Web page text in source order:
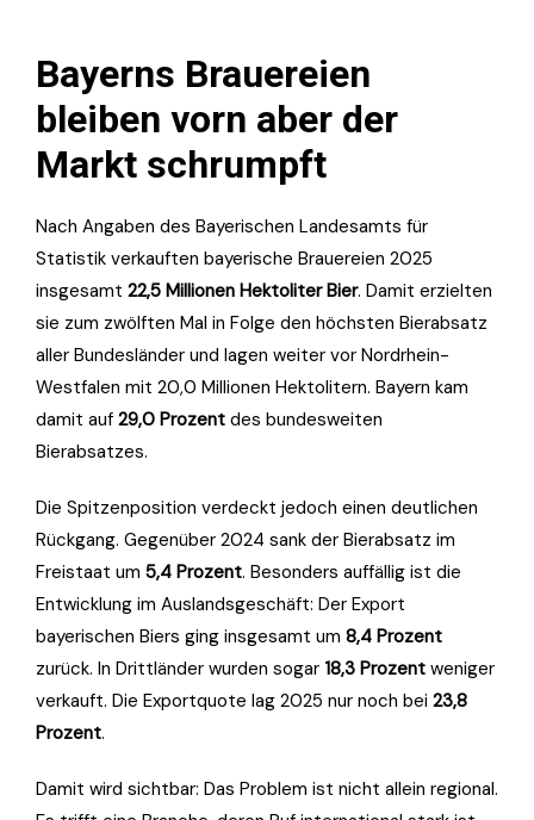
Bayerns Brauereien
bleiben vorn aber der
Markt schrumpft
Nach Angaben des Bayerischen Landesamts für
Statistik verkauften bayerische Brauereien 2025
insgesamt 22,5 Millionen Hektoliter Bier. Damit erzielten
sie zum zwölften Mal in Folge den höchsten Bierabsatz
aller Bundesländer und lagen weiter vor Nordrhein-
Westfalen mit 20,0 Millionen Hektolitern. Bayern kam
damit auf 29,0 Prozent des bundesweiten
Bierabsatzes.
Die Spitzenposition verdeckt jedoch einen deutlichen
Rückgang. Gegenüber 2024 sank der Bierabsatz im
Freistaat um 5,4 Prozent. Besonders auffällig ist die
Entwicklung im Auslandsgeschäft: Der Export
bayerischen Biers ging insgesamt um 8,4 Prozent
zurück. In Drittländer wurden sogar 18,3 Prozent weniger
verkauft. Die Exportquote lag 2025 nur noch bei 23,8
Prozent.
Damit wird sichtbar: Das Problem ist nicht allein regional.